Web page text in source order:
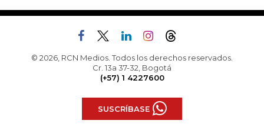
© 2026, RCN Medios. Todos los derechos reservados.
Cr. 13a 37-32, Bogotá
(+57) 1 4227600
SUSCRÍBASE